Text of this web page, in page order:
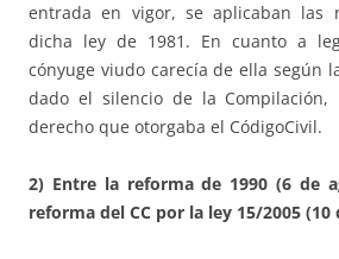
entrada en vigor, se aplicaban las
dicha ley de 1981. En cuanto a
cónyuge viudo carecía de ella según
dado el silencio de la Compilación,
derecho que otorgaba el CódigoCivil.
2) Entre la reforma de 1990 (6 de
reforma del CC por la ley 15/2005 (10